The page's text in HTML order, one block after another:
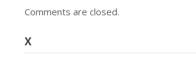
Comments are closed.
X